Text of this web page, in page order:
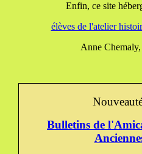
Enfin, ce site
élèves de l'atelier
Anne
Bulletins de